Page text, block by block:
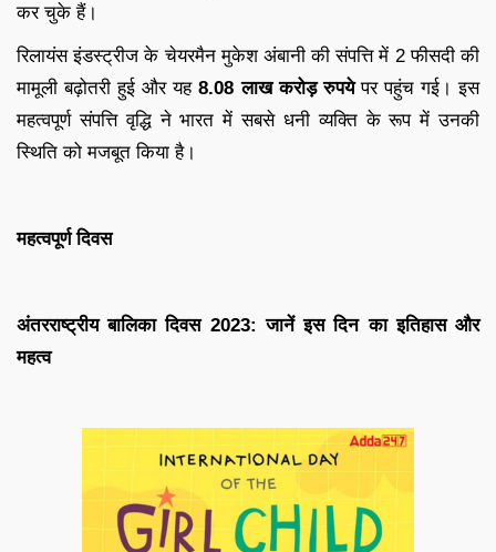
कर चुके हैं।
रिलायंस इंडस्ट्रीज के चेयरमैन मुकेश अंबानी की संपत्ति में 2 फीसदी की
मामूली बढ़ोतरी हुई और यह8.08 लाख करोड़ रुपयेपर पहुंच गई। इस
महत्वपूर्ण संपत्ति वृद्धि ने भारत में सबसे धनी व्यक्ति के रूप में उनकी
स्थिति को मजबूत किया है।
महत्वपूर्ण दिवस
अंतरराष्ट्रीय बालिका दिवस 2023: जानें इस दिन का इतिहास और
महत्व